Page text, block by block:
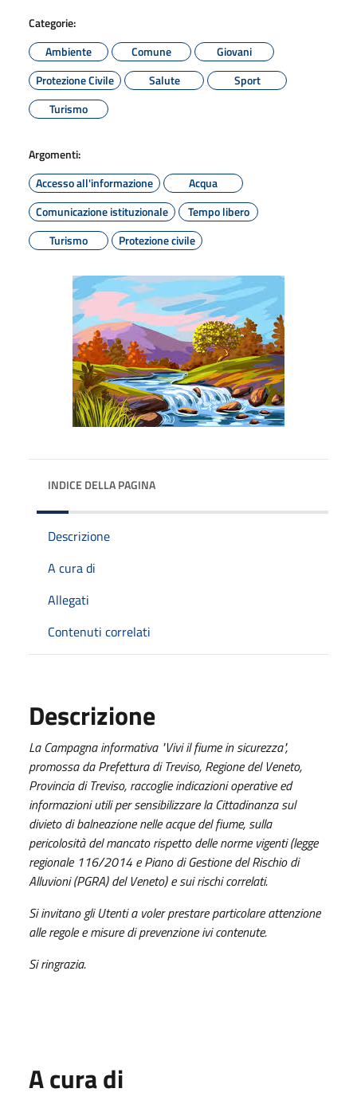
Categorie:
Ambiente
Comune
Giovani
Protezione Civile
Salute
Sport
Turismo
Argomenti:
Accesso all'informazione
Acqua
Comunicazione istituzionale
Tempo libero
Turismo
Protezione civile
INDICE DELLA PAGINA
Descrizione
A cura di
Allegati
Contenuti correlati
Descrizione
La Campagna informativa "Vivi il fiume in sicurezza",
promossa da Prefettura di Treviso, Regione del Veneto,
Provincia di Treviso, raccoglie indicazioni operative ed
informazioni utili per sensibilizzare la Cittadinanza sul
divieto di balneazione nelle acque del fiume, sulla
pericolosità del mancato rispetto delle norme vigenti (legge
regionale 116/2014 e Piano di Gestione del Rischio di
Alluvioni (PGRA) del Veneto) e sui rischi correlati.
Si invitano gli Utenti a voler prestare particolare attenzione
alle regole e misure di prevenzione ivi contenute.
Si ringrazia.
A cura di